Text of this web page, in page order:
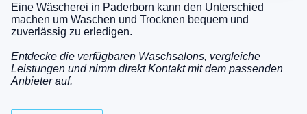
Eine Wäscherei in Paderborn kann den Unterschied
machen um Waschen und Trocknen bequem und
zuverlässig zu erledigen.
Entdecke die verfügbaren Waschsalons, vergleiche
Leistungen und nimm direkt Kontakt mit dem passenden
Anbieter auf.